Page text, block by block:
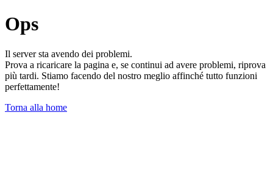
Ops
Il server sta avendo dei problemi.
Prova a ricaricare la pagina e, se continui ad avere problemi, riprova
più tardi. Stiamo facendo del nostro meglio affinché tutto funzioni
perfettamente!
Torna alla home